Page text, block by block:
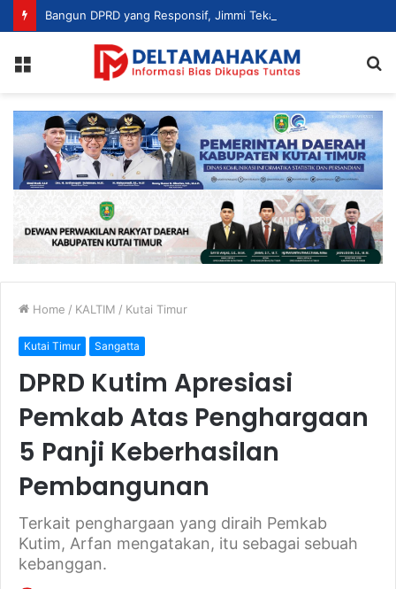
Home / KALTIM / Kutai Timur
Kutai Timur Sangatta
DPRD Kutim Apresiasi
Pemkab Atas Penghargaan
5 Panji Keberhasilan
Pembangunan
Terkait penghargaan yang diraih Pemkab
Kutim, Arfan mengatakan, itu sebagai sebuah
kebanggan.